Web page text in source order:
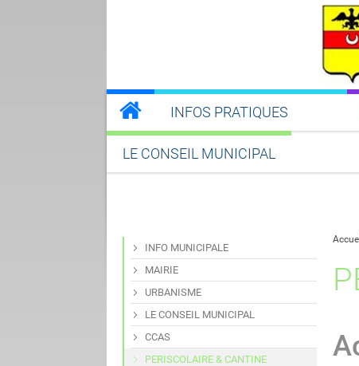
INFOS PRATIQUES
LE CONSEIL MUNICIPAL
INFO MUNICIPALE
MAIRIE
URBANISME
LE CONSEIL MUNICIPAL
CCAS
PERISCOLAIRE & CANTINE